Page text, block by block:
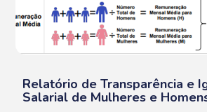
Relatório de Transparência e
Salarial de Mulheres e